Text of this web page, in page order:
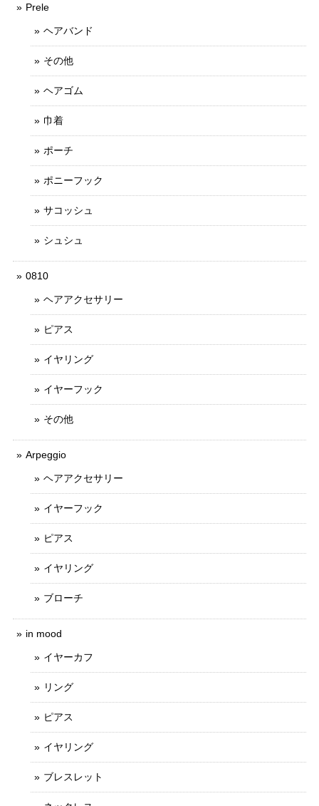
Prele
ヘアバンド
その他
ヘアゴム
巾着
ポーチ
ポニーフック
サコッシュ
シュシュ
0810
ヘアアクセサリー
ピアス
イヤリング
イヤーフック
その他
Arpeggio
ヘアアクセサリー
イヤーフック
ピアス
イヤリング
ブローチ
in mood
イヤーカフ
リング
ピアス
イヤリング
ブレスレット